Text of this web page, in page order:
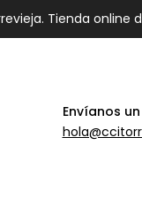
Tienda online
Envíanos